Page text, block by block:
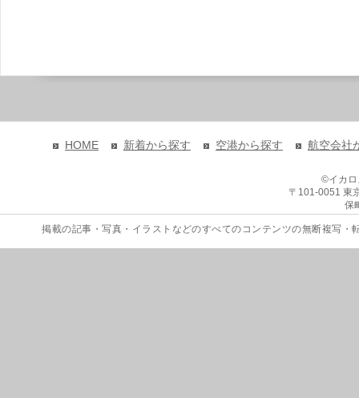
HOME 新着から探す 空港から探す 航空会社
©イカ
〒101-0051 東
保
掲載の記事・写真・イラストなどのすべてのコンテンツの無断複